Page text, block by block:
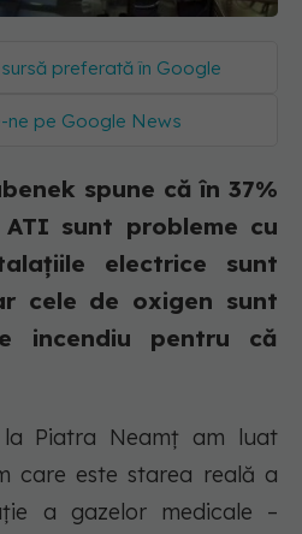
preferată în Google
ne pe Google News
spune că în 37%
sunt probleme cu
electrice sunt
cele de oxigen sunt
incendiu pentru că
Piatra Neamț am luat
care este starea reală a
a gazelor medicale –